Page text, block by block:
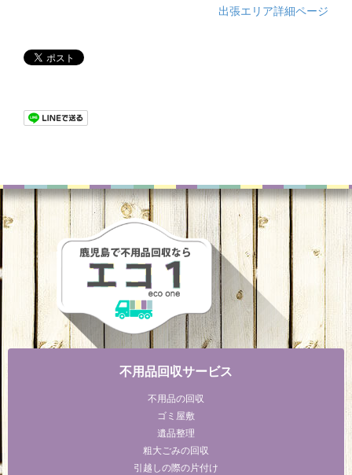
出張エリア詳細ページ
不用品回収サービス
不用品の回収
ゴミ屋敷
遺品整理
粗大ごみの回収
引越しの際の片付け